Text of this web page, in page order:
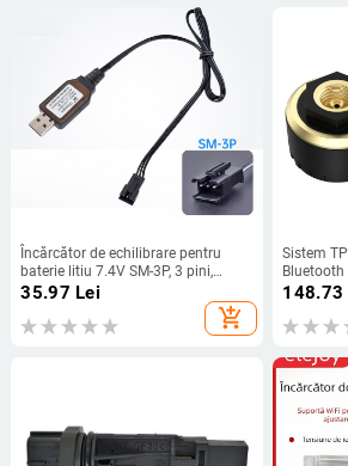
Încărcător de echilibrare pentru
baterie litiu 7.4V SM-3P, 3 pini,
intrare DC5V/1-2A, ieșire 7.4V
35.97 Lei
add_shopping_cart
Sistem
Bluetooth
afișaj